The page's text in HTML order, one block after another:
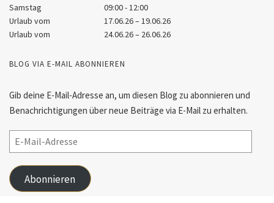
Samstag
09:00 - 12:00
Urlaub vom
17.06.26 – 19.06.26
Urlaub vom
24.06.26 – 26.06.26
BLOG VIA E-MAIL ABONNIEREN
Gib deine E-Mail-Adresse an, um diesen Blog zu abonnieren und
Benachrichtigungen über neue Beiträge via E-Mail zu erhalten.
Abonnieren